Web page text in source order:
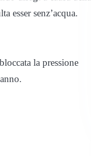
esser senz’acqua.
la pressione